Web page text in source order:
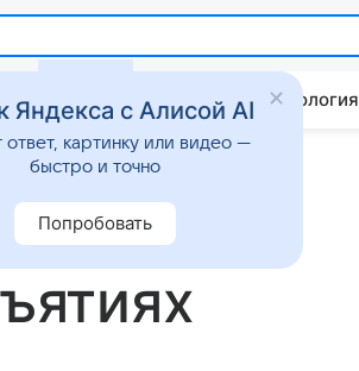
Стиль жизни Психология
Яндекса с Алисой AI
ответ, картинку или видео —
быстро и точно
Попробовать